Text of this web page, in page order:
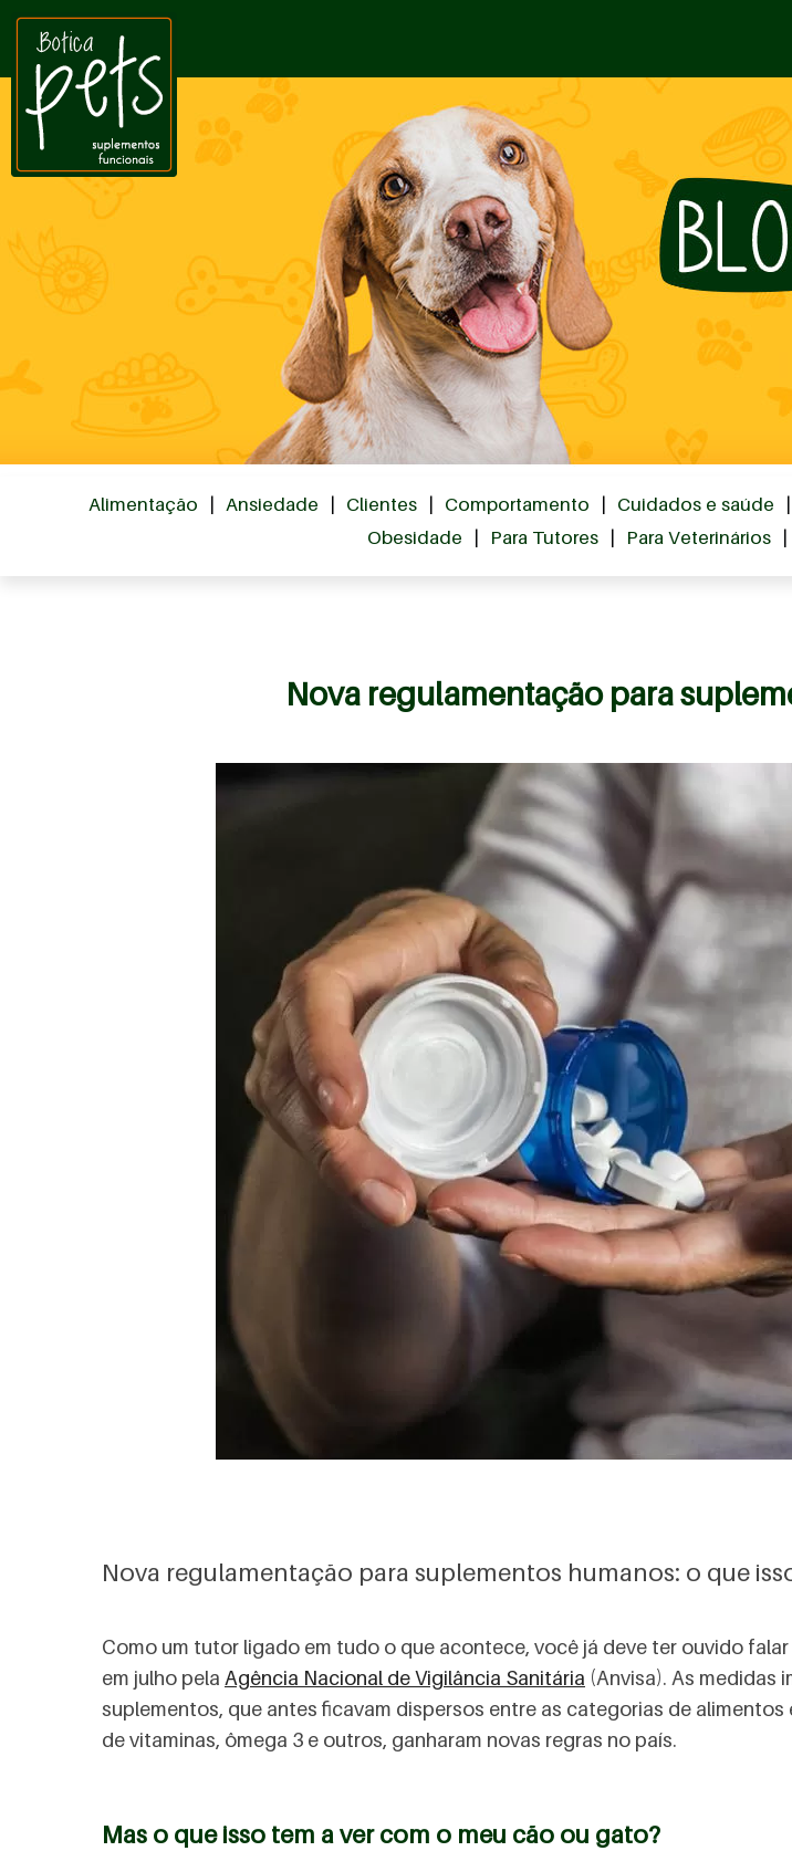
Alimentação Ansiedade Clientes Comportamento Cuidados e saúde
Obesidade
Para Tutores Para Veterinários
Nova regulamentação para
Nova regulamentação para suplementos humanos: o que
Como um tutor ligado em tudo o que acontece, você já deve ter ouvido
em julho pela Agência Nacional de Vigilância Sanitária (Anvisa). As medidas
suplementos, que antes ficavam dispersos entre as categorias de
de vitaminas, ômega 3 e outros, ganharam novas regras no país.
Mas o que isso tem a ver com o meu cão ou gato?